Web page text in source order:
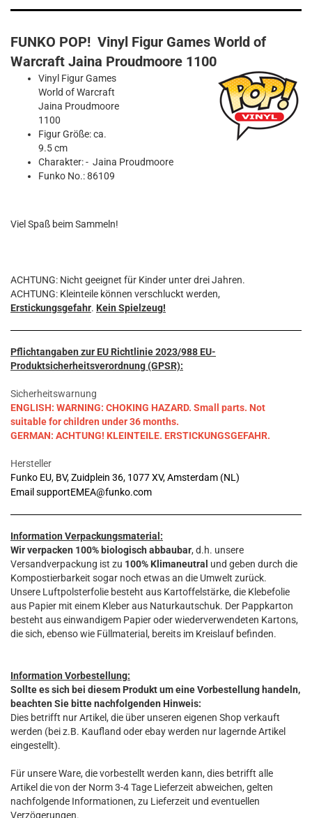
FUNKO POP! Vinyl Figur Games World of
Warcraft Jaina Proudmoore 1100
Vinyl Figur Games
World of Warcraft
Jaina Proudmoore
1100
Figur Größe: ca.
9.5 cm
Charakter: - Jaina Proudmoore
Funko No.: 86109
Viel Spaß beim Sammeln!
ACHTUNG: Nicht geeignet für Kinder unter drei Jahren.
ACHTUNG: Kleinteile können verschluckt werden,
Erstickungsgefahr. Kein Spielzeug!
Pflichtangaben zur EU Richtlinie 2023/988 EU-
Produktsicherheitsverordnung (GPSR):
Sicherheitswarnung
ENGLISH: WARNING: CHOKING HAZARD. Small parts. Not
suitable for children under 36 months.
GERMAN: ACHTUNG! KLEINTEILE. ERSTICKUNGSGEFAHR.
Hersteller
Funko EU, BV, Zuidplein 36, 1077 XV, Amsterdam (NL)
Email supportEMEA@funko.com
Information Verpackungsmaterial:
Wir verpacken 100% biologisch abbaubar, d.h. unsere
Versandverpackung ist zu 100% Klimaneutral und geben durch die
Kompostierbarkeit sogar noch etwas an die Umwelt zurück.
Unsere Luftpolsterfolie besteht aus Kartoffelstärke, die Klebefolie
aus Papier mit einem Kleber aus Naturkautschuk. Der Pappkarton
besteht aus einwandigem Papier oder wiederverwendeten Kartons,
die sich, ebenso wie Füllmaterial, bereits im Kreislauf befinden.
Information Vorbestellung:
Sollte es sich bei diesem Produkt um eine Vorbestellung handeln,
beachten Sie bitte nachfolgenden Hinweis:
Dies betrifft nur Artikel, die über unseren eigenen Shop verkauft
werden (bei z.B. Kaufland oder ebay werden nur lagernde Artikel
eingestellt).
Für unsere Ware, die vorbestellt werden kann, dies betrifft alle
Artikel die von der Norm 3-4 Tage Lieferzeit abweichen, gelten
nachfolgende Informationen, zu Lieferzeit und eventuellen
Verzögerungen.